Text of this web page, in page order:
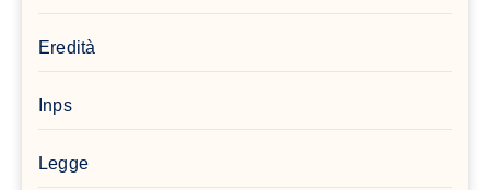
Eredità
Inps
Legge